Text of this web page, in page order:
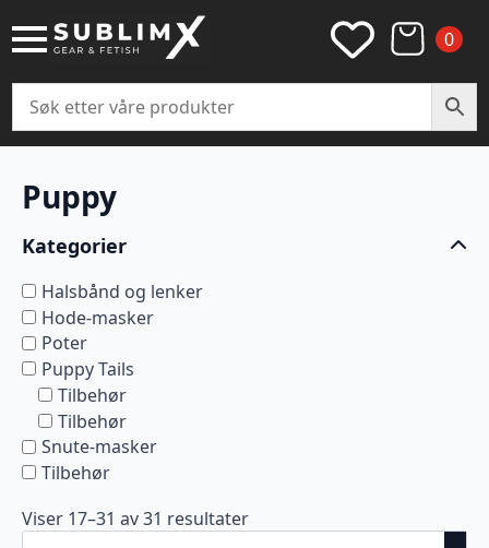
0
Puppy
Kategorier
Halsbånd og lenker
Hode-masker
Poter
Puppy Tails
Tilbehør
Tilbehør
Snute-masker
Tilbehør
Viser 17–31 av 31 resultater